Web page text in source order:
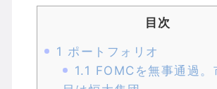
目次
1 ポートフォリオ
1.1 FOMCを無事通過。